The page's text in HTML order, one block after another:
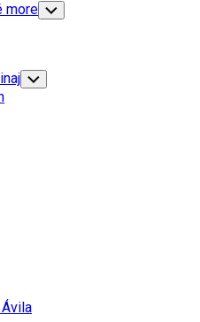
more Toggle
Child
Toggle
Child